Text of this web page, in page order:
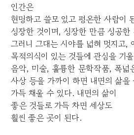
인간은
현명하고 쓸모 있고 평온한 사람이
성장한 것이며, 성장한 만큼 성공한
그러니 그대는 시야를 넓혀 멋지고,
목적의식이 있는 것들에 관심을 기
음악, 미술, 훌륭한 문학작품, 폭넓
사상 등을 가까이 하면 내면의 삶을
가득 채울 수 있다. 내면의 삶이
좋은 것들로 가득 차면 세상도
훨씬 좋은 곳이 된다.